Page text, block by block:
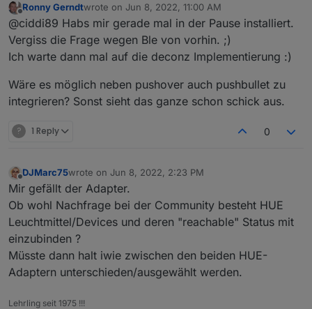
will. Das kann bei einigen wohl bis zu 10
Minuten dauern. Ist aber ein allgemeines
Problem.
Offline
Ronny Gerndtwrote on Jun 8, 2022, 11:00 AM
last edited by
@ciddi89 Habs mir gerade mal in der Pause installiert.
Vergiss die Frage wegen Ble von vorhin. ;)
Ich warte dann mal auf die deconz Implementierung :)
Wäre es möglich neben pushover auch pushbullet zu
integrieren? Sonst sieht das ganze schon schick aus.
? 1 Reply 0
Offline
DJMarc75wrote on Jun 8, 2022, 2:23 PM
last edited by
Mir gefällt der Adapter.
Ob wohl Nachfrage bei der Community besteht HUE
Leuchtmittel/Devices und deren "reachable" Status mit
einzubinden ?
Müsste dann halt iwie zwischen den beiden HUE-
Adaptern unterschieden/ausgewählt werden.
Lehrling seit 1975 !!!